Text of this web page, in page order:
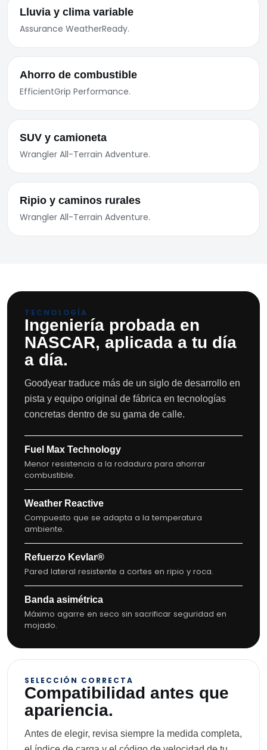
Lluvia y clima variable
Assurance WeatherReady.
Ahorro de combustible
EfficientGrip Performance.
SUV y camioneta
Wrangler All-Terrain Adventure.
Ripio y caminos rurales
Wrangler All-Terrain Adventure.
TECNOLOGÍA
Ingeniería probada en
NASCAR, aplicada a tu día
a día.
Goodyear traduce más de un siglo de desarrollo en
pista y equipo original de fábrica en tecnologías
concretas dentro de su gama de calle.
Fuel Max Technology
Menor resistencia a la rodadura para ahorrar
combustible.
Weather Reactive
Compuesto que se adapta a la temperatura
ambiente.
Refuerzo Kevlar®
Pared lateral resistente a cortes en ripio y roca.
Banda asimétrica
Máximo agarre en seco sin sacrificar seguridad en
mojado.
SELECCIÓN CORRECTA
Compatibilidad antes que
apariencia.
Antes de elegir, revisa siempre la medida completa,